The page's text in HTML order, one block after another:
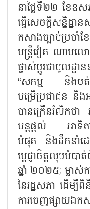
នាថ្ងៃទី២២ ខែ
ធ្វើសេចក្ដីសន្និដ្ឋ
កសាងច្បាប់ប្រចាំ
មន្ត្រីវៀត ណាមល
ផ្លាស់ប្តូរជាមូល
“សកម្ម និងបត់បែ
បម្រើប្រជាជន និង
បានក្រើនរំលឹកថា
បន្តផ្តល់ អាទិភា
បំផុត និងដឹកនាំដោ
ប្ដេជ្ញាចិត្តលុបបំប
ឆ្នាំ ២០២៥; ម្ចា
នៃរដ្ឋសភា ដើម្
ការចេញផ្សាយឯកស